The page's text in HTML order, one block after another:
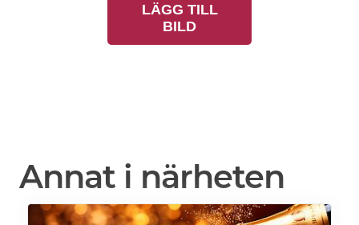
LÄGG TILL
BILD
Annat i närheten